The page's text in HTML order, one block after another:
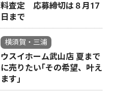
料査定 応募締切は８月17
日まで
横須賀・三浦
ウスイホーム武山店 夏まで
に売りたい｢その希望、叶え
ます｣